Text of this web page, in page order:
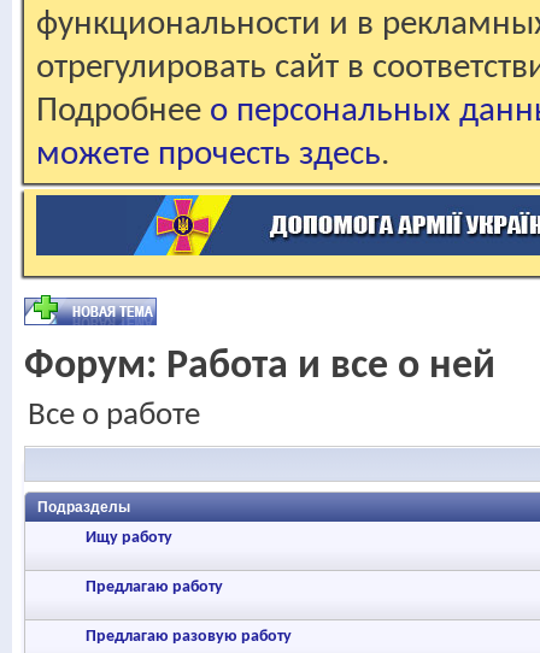
функциональности и в
отрегулировать сайт в
Подробнее о персональных
можете прочесть здесь.
Форум: Работа и все о ней
Все о работе
Подразделы
Ищу работу
Предлагаю работу
Предлагаю разовую работу